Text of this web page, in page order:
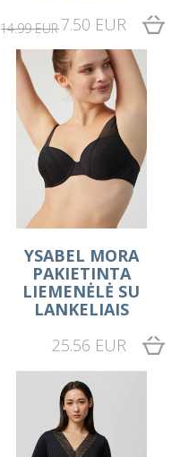
14.99 EUR7.50 EUR
YSABEL MORA
PAKIETINTA
LIEMENĖLĖ SU
LANKELIAIS
25.56 EUR